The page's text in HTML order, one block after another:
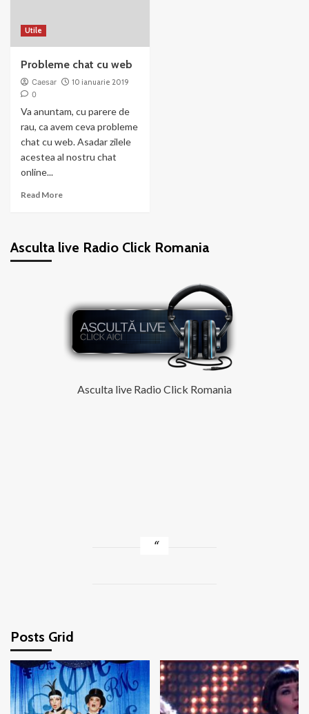
Utile
Probleme chat cu web
Caesar
10 ianuarie 2019
0
Va anuntam, cu parere de
rau, ca avem ceva probleme
chat cu web. Asadar zilele
acestea al nostru chat
online...
Read MoreRead
chat
Asculta live Radio Click Romania
Asculta live Radio Click Romania
Posts Grid